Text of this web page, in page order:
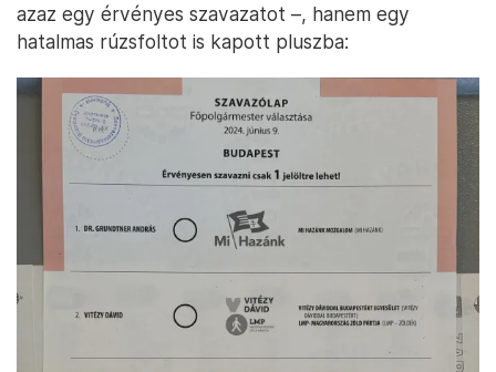
azaz egy érvényes szavazatot –, hanem egy
hatalmas rúzsfoltot is kapott pluszba: